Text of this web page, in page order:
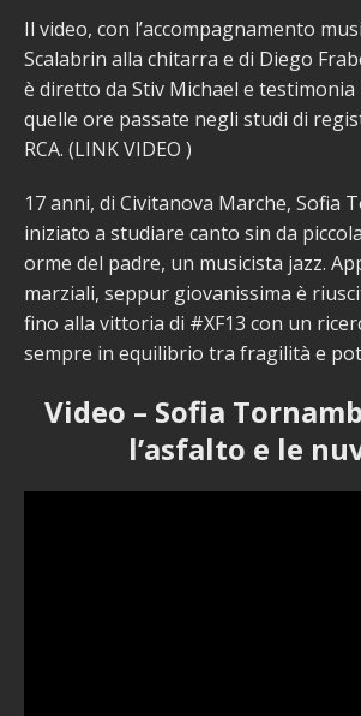
Il video, con l’accompagnamento
Scalabrin alla chitarra e di Diego
è diretto da Stiv Michael e testimonia
quelle ore passate negli studi di
RCA. (LINK VIDEO )
17 anni, di Civitanova Marche, Sofia
iniziato a studiare canto sin da
orme del padre, un musicista jazz.
marziali, seppur giovanissima è
fino alla vittoria di #XF13 con un
sempre in equilibrio tra fragilità e
Video – Sofia
l’asfalto e le